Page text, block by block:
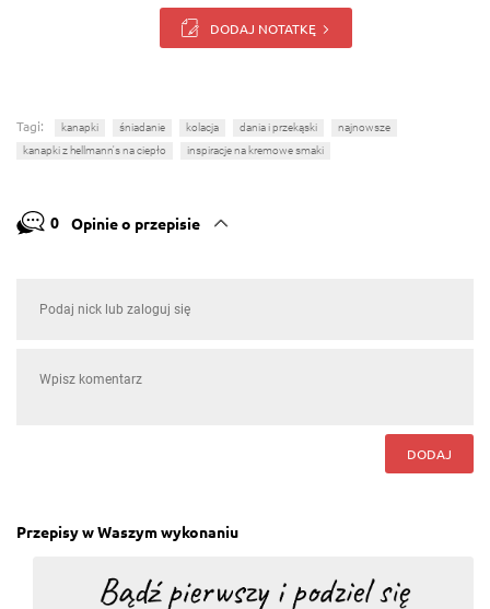
DODAJ NOTATKĘ
Tagi: kanapki śniadanie kolacja dania i przekąski
najnowsze
kanapki z hellmann's na ciepło
inspiracje na kremowe smaki
0 Opinie o przepisie
DODAJ
Przepisy w Waszym wykonaniu